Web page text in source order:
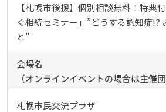
【札幌市後援】個別相談無料！特典
ぐ相続セミナー」”どうする認知症!?
と”
会場名
（オンラインイベントの場合は主催団
札幌市民交流プラザ